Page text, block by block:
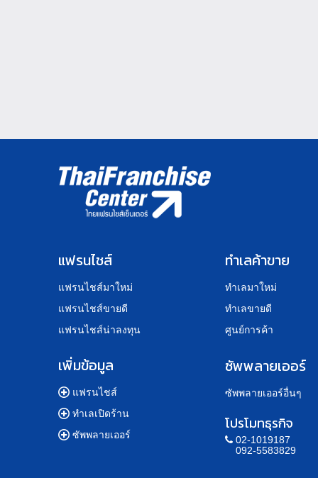
แฟรนไชส์
แฟรนไชส์มาใหม่
แฟรนไชส์ขายดี
แฟรนไชส์น่าลงทุน
เพิ่มข้อมูล
แฟรนไชส์
ทำเลเปิดร้าน
ซัพพลายเออร์
ทำเลค้าขาย
ทำเลมาใหม่
ทำเลขายดี
ศูนย์การค้า
ซัพพลายเออร์
ซัพพลายเออร์อื่นๆ
โปรโมทธุรกิจ
02-1019187
092-5583829